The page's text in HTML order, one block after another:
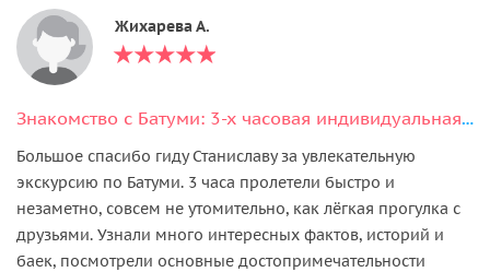
Жихарева А.
Знакомство с Батуми: 3-х часовая индивидуальная экскурсия по городу
Большое спасибо гиду Станиславу за увлекательную
экскурсию по Батуми. 3 часа пролетели быстро и
незаметно, совсем не утомительно, как лёгкая прогулка с
друзьями. Узнали много интересных фактов, историй и
баек, посмотрели основные достопримечательности